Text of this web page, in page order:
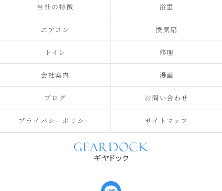
当社の特徴 浴室
エアコン 換気扇
トイレ 修理
会社案内 漫画
ブログ お問い合わせ
プライバシーポリシー サイトマップ